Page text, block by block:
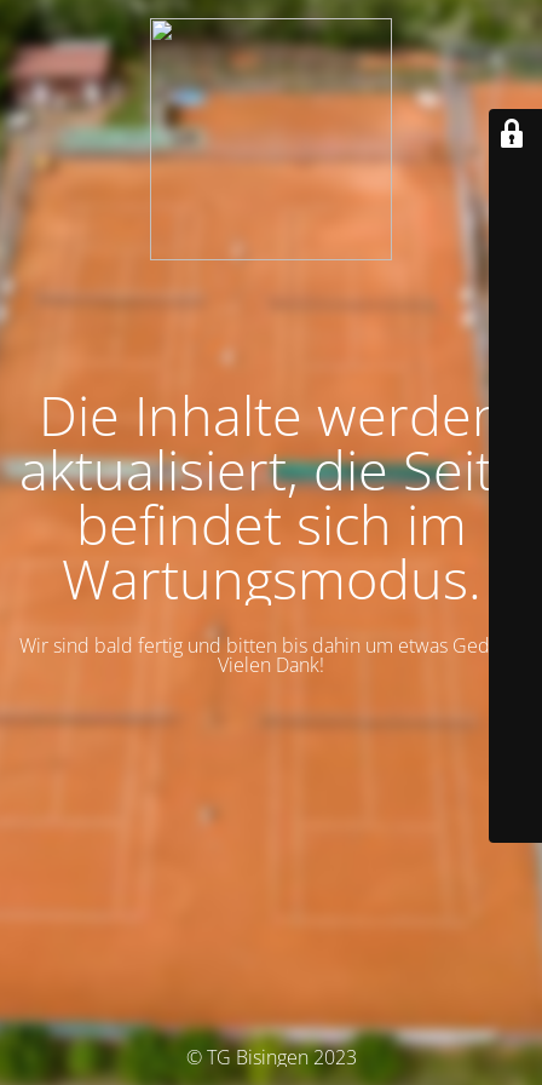
Die Inhalte werden
aktualisiert, die Seite
befindet sich im
Wartungsmodus.
Wir sind bald fertig und bitten bis dahin um etwas Geduld.
Vielen Dank!
© TG Bisingen 2023